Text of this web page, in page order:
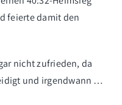
feierte damit den
nicht zufrieden, da
und irgendwann …